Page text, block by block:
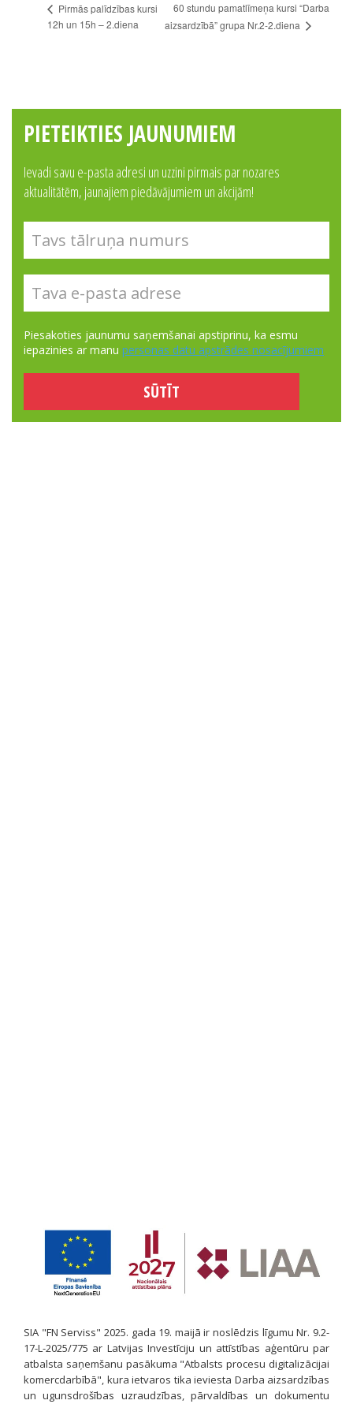
Pirmās palīdzības kursi
12h un 15h – 2.diena
60 stundu pamatlīmeņa kursi “Darba
aizsardzībā” grupa Nr.2-2.diena
PIETEIKTIES JAUNUMIEM
Ievadi savu e-pasta adresi un uzzini pirmais par nozares
aktualitātēm, jaunajiem piedāvājumiem un akcijām!
Piesakoties jaunumu saņemšanai apstiprinu, ka esmu
iepazinies ar manu personas datu apstrādes nosacījumiem
SIA "FN Serviss" 2025. gada 19. maijā ir noslēdzis līgumu Nr. 9.2-
17-L-2025/775 ar Latvijas Investīciju un attīstības aģentūru par
atbalsta saņemšanu pasākuma "Atbalsts procesu digitalizācijai
komercdarbībā", kura ietvaros tika ieviesta Darba aizsardzības
un ugunsdrošības uzraudzības, pārvaldības un dokumentu